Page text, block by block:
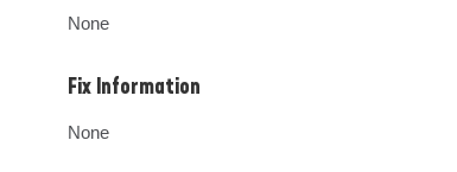
None
Fix Information
None